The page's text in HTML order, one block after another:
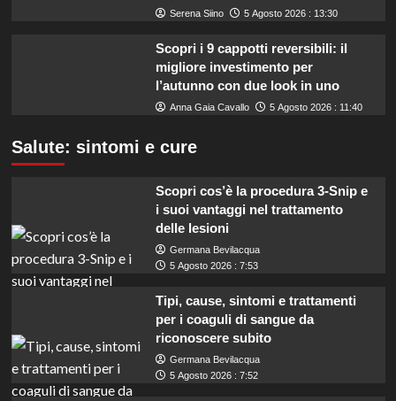
Serena Siino 5 Agosto 2026 : 13:30
Scopri i 9 cappotti reversibili: il
migliore investimento per
l’autunno con due look in uno
Anna Gaia Cavallo 5 Agosto 2026 : 11:40
Salute: sintomi e cure
Scopri cos’è la procedura 3-Snip e
i suoi vantaggi nel trattamento
delle lesioni
Germana Bevilacqua
5 Agosto 2026 : 7:53
Tipi, cause, sintomi e trattamenti
per i coaguli di sangue da
riconoscere subito
Germana Bevilacqua
5 Agosto 2026 : 7:52